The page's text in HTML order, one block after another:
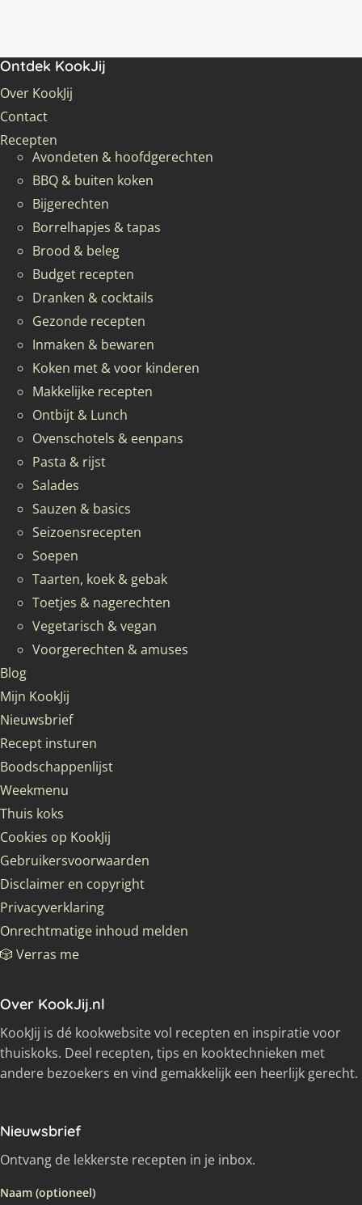
Ontdek KookJij
Over KookJij
Contact
Recepten
Avondeten & hoofdgerechten
BBQ & buiten koken
Bijgerechten
Borrelhapjes & tapas
Brood & beleg
Budget recepten
Dranken & cocktails
Gezonde recepten
Inmaken & bewaren
Koken met & voor kinderen
Makkelijke recepten
Ontbijt & Lunch
Ovenschotels & eenpans
Pasta & rijst
Salades
Sauzen & basics
Seizoensrecepten
Soepen
Taarten, koek & gebak
Toetjes & nagerechten
Vegetarisch & vegan
Voorgerechten & amuses
Blog
Mijn KookJij
Nieuwsbrief
Recept insturen
Boodschappenlijst
Weekmenu
Thuis koks
Cookies op KookJij
Gebruikersvoorwaarden
Disclaimer en copyright
Privacyverklaring
Onrechtmatige inhoud melden
🎲 Verras me
Over KookJij.nl
KookJij is dé kookwebsite vol recepten en inspiratie voor
thuiskoks. Deel recepten, tips en kooktechnieken met
andere bezoekers en vind gemakkelijk een heerlijk gerecht.
Nieuwsbrief
Ontvang de lekkerste recepten in je inbox.
Naam (optioneel)